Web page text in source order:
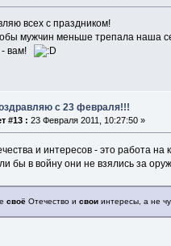
всех с праздником!
мужчин меньше трепала наша
- вам!
с 23 февраля!!!
#13 : 23 Февраля 2011, 10:27:50 »
и интересов - это работа
бы в войну они не взялись за
своёОтечество и своиинтересы, а не